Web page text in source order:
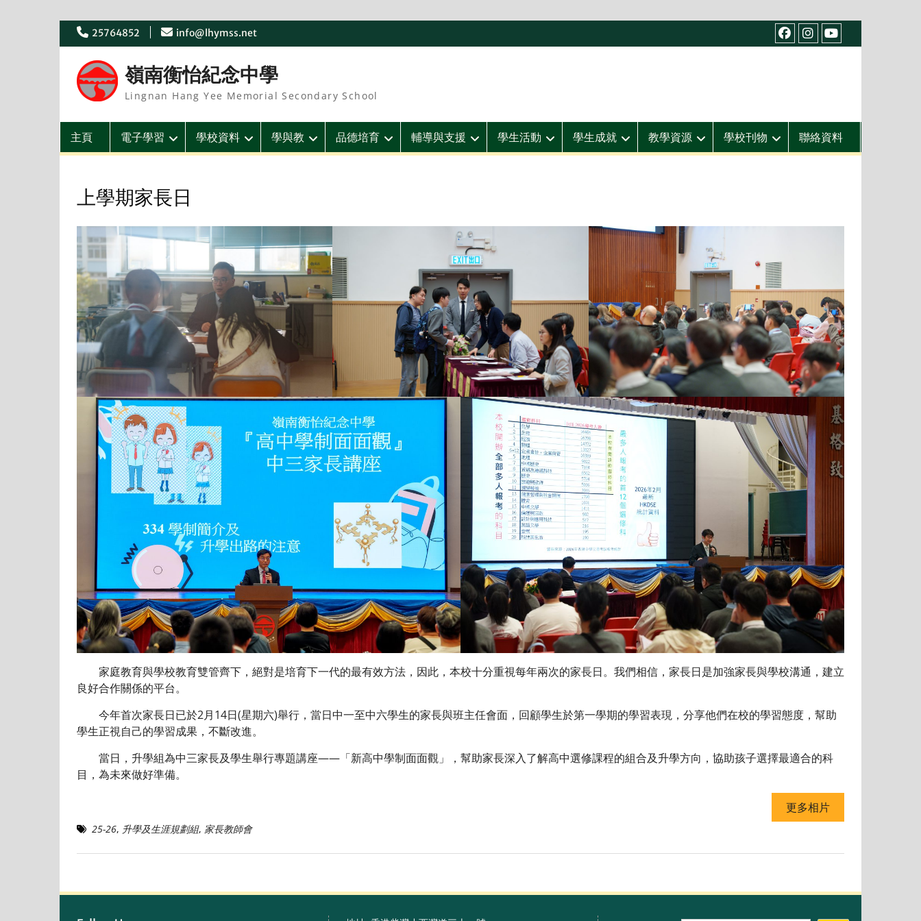
Skip
25764852
info@lhymss.net
facebook
IG youtube
嶺南衡怡紀念中學
Lingnan Hang Yee Memorial Secondary School
主頁 電子學習 學校資料 學與教 品德培育 輔導與支援 學生活動 學生成就 教學資源 學校刊物 聯絡資料
上學期家長日
家庭教育與學校教育雙管齊下，絕對是培育下一代的最有效方法，因此，本校十分重視每年兩次的家長日。我們相信，家長日是加強家長與學校溝通，建立
良好合作關係的平台。
今年首次家長日已於2月14日(星期六)舉行，當日中一至中六學生的家長與班主任會面，回顧學生於第一學期的學習表現，分享他們在校的學習態度，幫助
學生正視自己的學習成果，不斷改進。
當日，升學組為中三家長及學生舉行專題講座——「新高中學制面面觀」，幫助家長深入了解高中選修課程的組合及升學方向，協助孩子選擇最適合的科
目，為未來做好準備。
更多相片
25-26, 升學及生涯規劃組, 家長教師會